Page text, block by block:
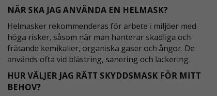
NÄR SKA JAG ANVÄNDA EN HELMASK?
Helmasker rekommenderas för arbete i miljöer med
höga risker, såsom när man hanterar skadliga och
frätande kemikalier, organiska gaser och ångor. De
används ofta vid blästring, sanering och lackering.
HUR VÄLJER JAG RÄTT SKYDDSMASK FÖR MITT
BEHOV?